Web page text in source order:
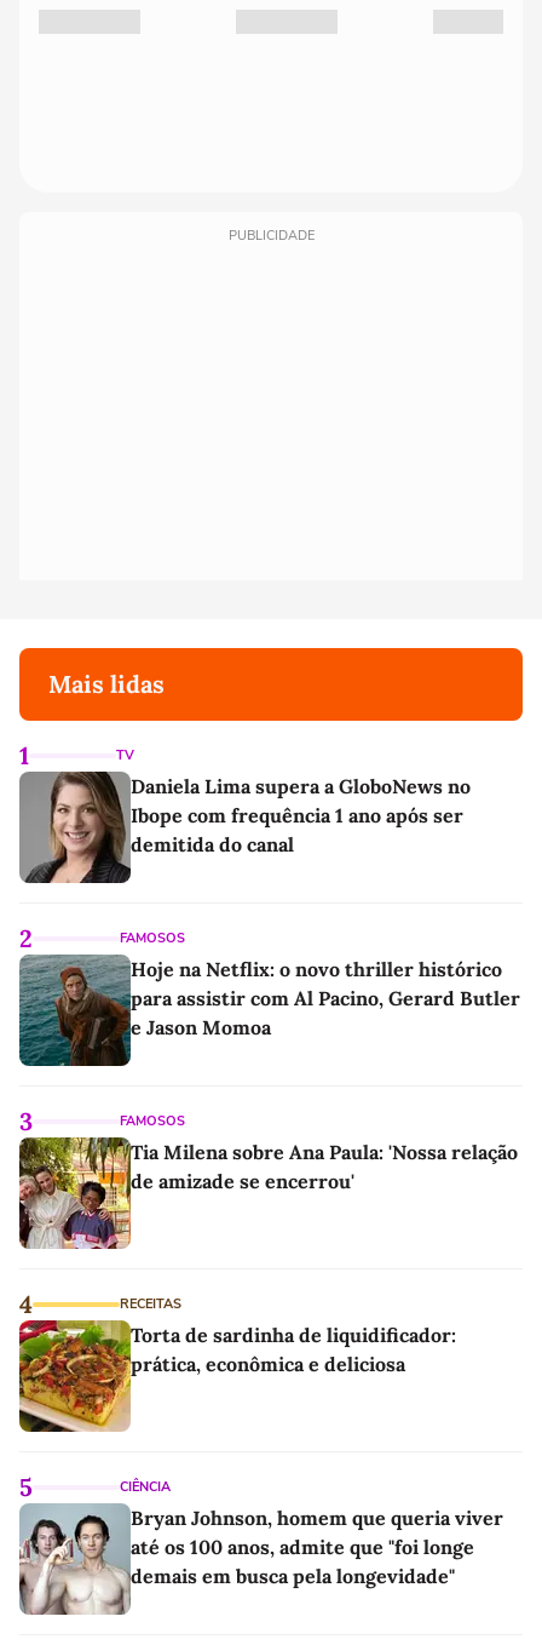
PUBLICIDADE
Mais lidas
1 TV
Daniela Lima supera a GloboNews no
Ibope com frequência 1 ano após ser
demitida do canal
2 FAMOSOS
Hoje na Netflix: o novo thriller histórico
para assistir com Al Pacino, Gerard Butler
e Jason Momoa
3 FAMOSOS
Tia Milena sobre Ana Paula: 'Nossa relação
de amizade se encerrou'
4 RECEITAS
Torta de sardinha de liquidificador:
prática, econômica e deliciosa
5 CIÊNCIA
Bryan Johnson, homem que queria viver
até os 100 anos, admite que "foi longe
demais em busca pela longevidade"